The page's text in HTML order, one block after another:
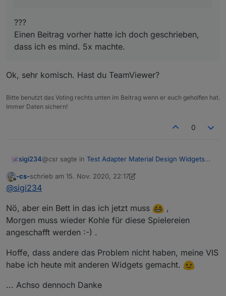
???
Einen Beitrag vorher hatte ich doch geschrieben,
dass ich es mind. 5x machte.
Ok, sehr komisch. Hast du TeamViewer?
Bitte benutzt das Voting rechts unten im Beitrag wenn er euch geholfen hat.
Immer Daten sichern!
0
sigi234@csr sagte in Test Adapter Material Design Widgets
sigi234 sagte in
Test Adapter Material Design
Widgets v0.3.x :
???
dass ich es mind. 5x machte.
Ok, sehr komisch. Hast du TeamViewer?
Offline
-cs-schrieb am 15. Nov. 2020, 22:17
zuletzt editiert von -cs-
@sigi234
Nö, aber ein Bett in das ich jetzt muss
,
Morgen muss wieder Kohle für diese Spielereien
angeschafft werden :-) .
Hoffe, dass andere das Problem nicht haben, meine VIS
habe ich heute mit anderen Widgets gemacht.
... Achso dennoch Danke